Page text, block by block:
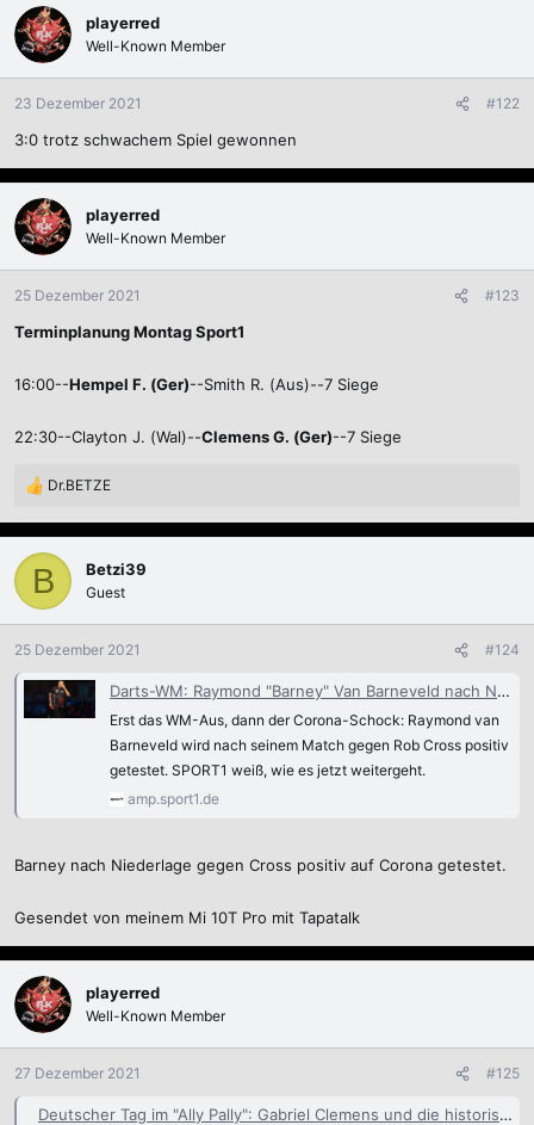
playerred
Well-Known Member
23 Dezember 2021 #122
3:0 trotz schwachem Spiel gewonnen
playerred
Well-Known Member
25 Dezember 2021 #123
Terminplanung Montag Sport1
16:00--Hempel F. (Ger)--Smith R. (Aus)--7 Siege
22:30--Clayton J. (Wal)--Clemens G. (Ger)--7 Siege
R
a
k
i
o
n
:
Dr.BETZE
B Betzi39
Guest
25 Dezember 2021 #124
Darts-WM: Raymond "Barney" Van Barneveld nach Niederlage positiv getestet
Erst das WM-Aus, dann der Corona-Schock: Raymond van
Barneveld wird nach seinem Match gegen Rob Cross positiv
getestet. SPORT1 weiß, wie es jetzt weitergeht.
amp.sport1.de
Barney nach Niederlage gegen Cross positiv auf Corona getestet.
Gesendet von meinem Mi 10T Pro mit Tapatalk
playerred
Well-Known Member
27 Dezember 2021 #125
Deutscher Tag im "Ally Pally": Gabriel Clemens und die historische Chance